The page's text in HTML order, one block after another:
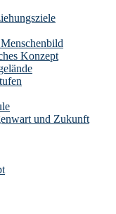
Konzept
und Zukunft